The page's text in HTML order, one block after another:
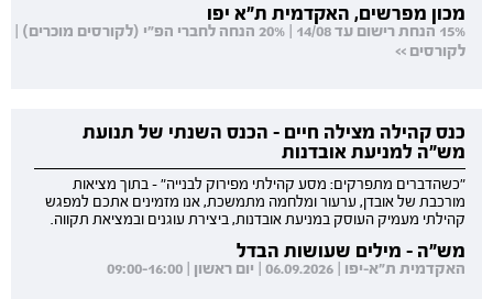
מכון מפרשים, האקדמית ת"א יפו
15% הנחת רישום עד 14/08 | 20% הנחה לחברי הפ"י (לקורסים מוכרים) |
לקורסים >>
כנס קהילה מצילה חיים - הכנס השנתי של תנועת
מש"ה למניעת אובדנות
"כשהדברים מתפרקים: מסע קהילתי מפירוק לבנייה" - בתוך מציאות
מורכבת של אובדן, ערעור ומלחמה מתמשכת, אנו מזמינים אתכם למפגש
קהילתי מעמיק העוסק במניעת אובדנות, ביצירת עוגנים ובמציאת תקווה.
מש"ה - מילים שעושות הבדל
האקדמית ת"א-יפו | 06.09.2026 | יום ראשון | 09:00-16:00